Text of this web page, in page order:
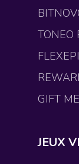
TONEO
GIFT
JEUX